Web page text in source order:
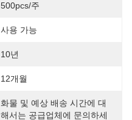
500pcs/주
사용 가능
10년
12개월
화물 및 예상 배송 시간에 대
해서는 공급업체에 문의하세